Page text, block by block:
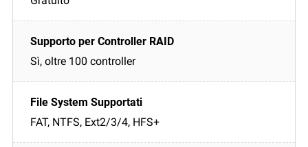
Sì, oltre 100 controller
FAT, NTFS, Ext2/3/4, HFS+